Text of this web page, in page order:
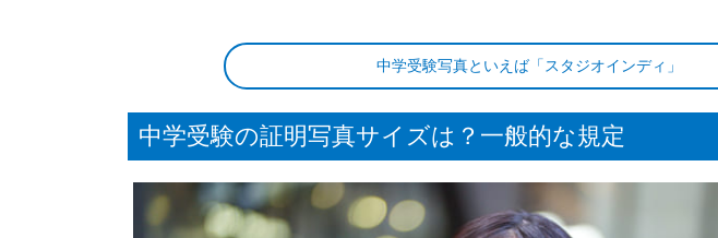
中学受験写真といえば「スタジオインディ」
中学受験の証明写真サイズは？一般的な規定